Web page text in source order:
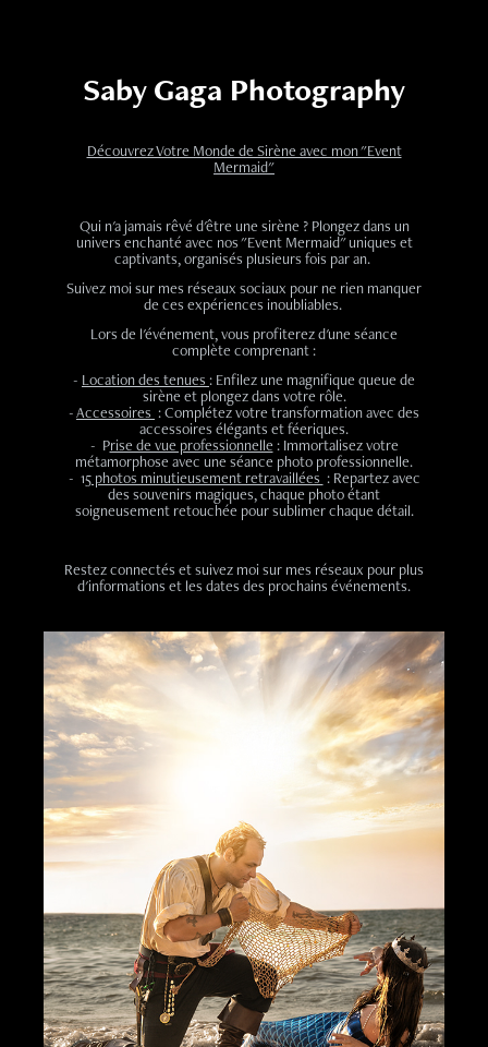
Saby Gaga Photography
Découvrez Votre Monde de Sirène avec mon "Event
Mermaid"
Qui n'a jamais rêvé d'être une sirène ? Plongez dans un
univers enchanté avec nos "Event Mermaid" uniques et
captivants, organisés plusieurs fois par an.
Suivez moi sur mes réseaux sociaux pour ne rien manquer
de ces expériences inoubliables.
Lors de l'événement, vous profiterez d'une séance
complète comprenant :
- Location des tenues : Enfilez une magnifique queue de
sirène et plongez dans votre rôle.
-Accessoires : Complétez votre transformation avec des
accessoires élégants et féeriques.
- Prise de vue professionnelle : Immortalisez votre
métamorphose avec une séance photo professionnelle.
- 15 photos minutieusement retravaillées : Repartez avec
des souvenirs magiques, chaque photo étant
soigneusement retouchée pour sublimer chaque détail.
Restez connectés et suivez moi sur mes réseaux pour plus
d'informations et les dates des prochains événements.